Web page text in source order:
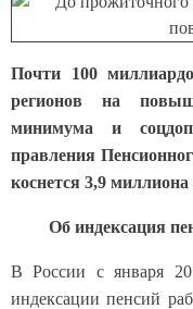
Почти 100
регионов на
минимума и
правления
коснется 3,9 миллиона
Об индексация
В России с января
индексации пенсий